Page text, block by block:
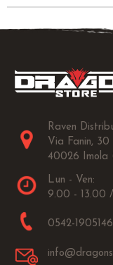
Raven
Via Fanin, 30
40026 Imola
Lun - Ven:
9.00 - 13.00
0542-1905146